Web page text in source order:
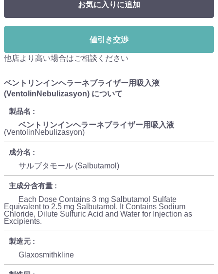
お気に入りに追加
値引き交渉
他店より高い場合はご相談ください
ベントリンインヘラーネブライザー用吸入液
(VentolinNebulizasyon) について
製品名
ベントリンインヘラーネブライザー用吸入液
(VentolinNebulizasyon)
成分名
サルブタモール (Salbutamol)
主成分含有量
Each Dose Contains 3 mg Salbutamol Sulfate
Equivalent to 2.5 mg Salbutamol. It Contains Sodium
Chloride, Dilute Sulfuric Acid and Water for Injection as
Excipients.
製造元
Glaxosmithkline